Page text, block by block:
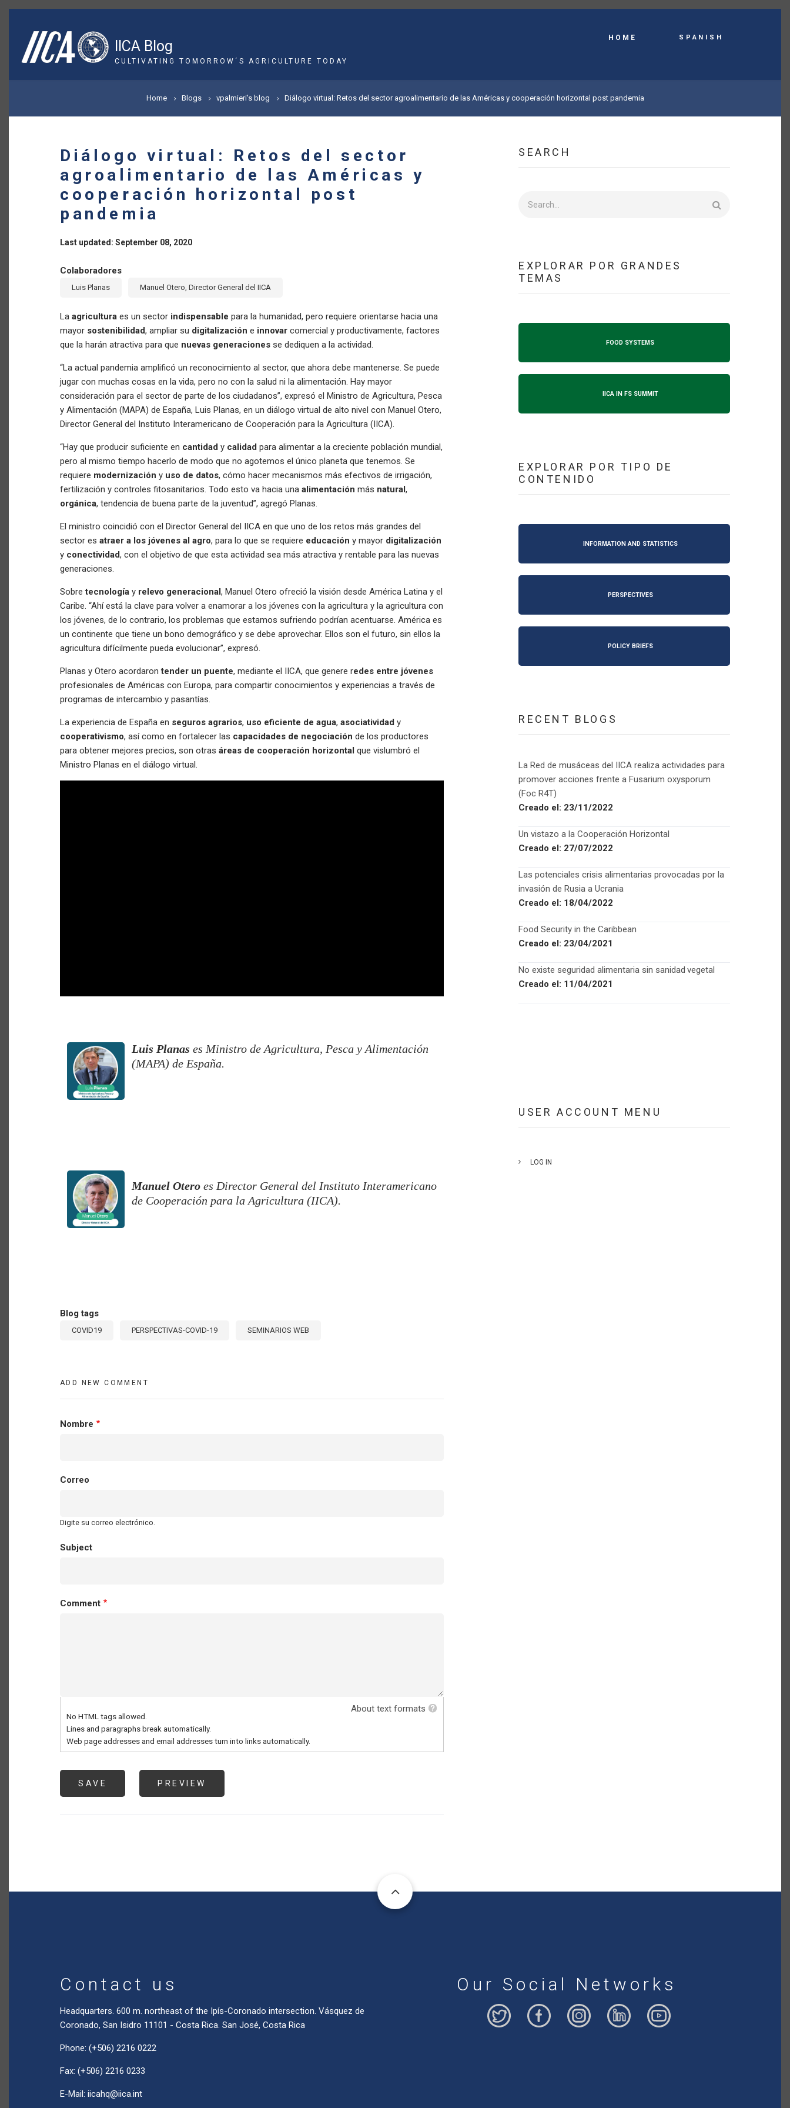
Skip
content
IICA Blog
CULTIVATING TOMORROW´S AGRICULTURE TODAY
HOME Spanish
BREADCRUMB
Home Blogs vpalmieri's blog Diálogo virtual: Retos del sector agroalimentario de las Américas y cooperación horizontal post pandemia
Diálogo virtual: Retos del sector
agroalimentario de las Américas y
cooperación horizontal post
pandemia
Last updated: September 08, 2020
Colaboradores
Luis Planas Manuel Otero, Director General del IICA
La agricultura es un sector indispensable para la humanidad, pero requiere orientarse hacia una
mayor sostenibilidad, ampliar su digitalización e innovar comercial y productivamente, factores
que la harán atractiva para que nuevas generaciones se dediquen a la actividad.
“La actual pandemia amplificó un reconocimiento al sector, que ahora debe mantenerse. Se puede
jugar con muchas cosas en la vida, pero no con la salud ni la alimentación. Hay mayor
consideración para el sector de parte de los ciudadanos”, expresó el Ministro de Agricultura, Pesca
y Alimentación (MAPA) de España, Luis Planas, en un diálogo virtual de alto nivel con Manuel Otero,
Director General del Instituto Interamericano de Cooperación para la Agricultura (IICA).
“Hay que producir suficiente en cantidad y calidad para alimentar a la creciente población mundial,
pero al mismo tiempo hacerlo de modo que no agotemos el único planeta que tenemos. Se
requiere modernización y uso de datos, cómo hacer mecanismos más efectivos de irrigación,
fertilización y controles fitosanitarios. Todo esto va hacia una alimentación más natural,
orgánica, tendencia de buena parte de la juventud”, agregó Planas.
El ministro coincidió con el Director General del IICA en que uno de los retos más grandes del
sector es atraer a los jóvenes al agro, para lo que se requiere educación y mayor digitalización
y conectividad, con el objetivo de que esta actividad sea más atractiva y rentable para las nuevas
generaciones.
Sobretecnología y relevo generacional, Manuel Otero ofreció la visión desde América Latina y el
Caribe. “Ahí está la clave para volver a enamorar a los jóvenes con la agricultura y la agricultura con
los jóvenes, de lo contrario, los problemas que estamos sufriendo podrían acentuarse. América es
un continente que tiene un bono demográfico y se debe aprovechar. Ellos son el futuro, sin ellos la
agricultura difícilmente pueda evolucionar”, expresó.
Planas y Otero acordarontender un puente, mediante el IICA, que genere redes entre jóvenes
profesionales de Américas con Europa, para compartir conocimientos y experiencias a través de
programas de intercambio y pasantías.
La experiencia de España en seguros agrarios, uso eficiente de agua, asociatividad y
cooperativismo, así como en fortalecer las capacidades de negociación de los productores
para obtener mejores precios, son otras áreas de cooperación horizontal que vislumbró el
Ministro Planas en el diálogo virtual.
Luis Planas es Ministro de Agricultura, Pesca y Alimentación
(MAPA) de España.
Manuel Otero es Director General del Instituto Interamericano
de Cooperación para la Agricultura (IICA).
Blog tags
COVID19 PERSPECTIVAS-COVID-19 SEMINARIOS WEB
ADD NEW COMMENT
Nombre
Correo
Digite su correo electrónico.
Subject
Comment
About text formats
No HTML tags allowed.
Lines and paragraphs break automatically.
Web page addresses and email addresses turn into links automatically.
SEARCH
EXPLORAR POR GRANDES
TEMAS
FOOD SYSTEMS
IICA IN FS SUMMIT
EXPLORAR POR TIPO DE
CONTENIDO
INFORMATION AND STATISTICS
PERSPECTIVES
POLICY BRIEFS
RECENT BLOGS
La Red de musáceas del IICA realiza actividades para
promover acciones frente a Fusarium oxysporum
(Foc R4T)
Creado el: 23/11/2022
Un vistazo a la Cooperación Horizontal
Creado el: 27/07/2022
Las potenciales crisis alimentarias provocadas por la
invasión de Rusia a Ucrania
Creado el: 18/04/2022
Food Security in the Caribbean
Creado el: 23/04/2021
No existe seguridad alimentaria sin sanidad vegetal
Creado el: 11/04/2021
USER ACCOUNT MENU
LOG IN
Contact us
Headquarters. 600 m. northeast of the Ipís-Coronado intersection. Vásquez de
Coronado, San Isidro 11101 - Costa Rica. San José, Costa Rica
Phone: (+506) 2216 0222
Fax: (+506) 2216 0233
E-Mail: iicahq@iica.int
Our Social Networks